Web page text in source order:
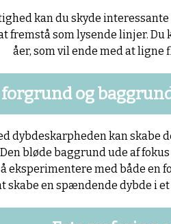
kan du skyde
fremstå som lysende linjer.
åer, som vil ende med at
og
dybdeskarpheden kan skabe
bløde baggrund ude af
eksperimentere med både en
skabe en spændende dybde i